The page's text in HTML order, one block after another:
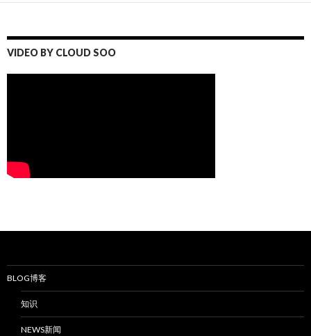
VIDEO BY CLOUD SOO
BLOG博客
知识
NEWS新闻